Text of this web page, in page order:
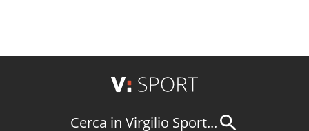
Cerca in Virgilio Sport...